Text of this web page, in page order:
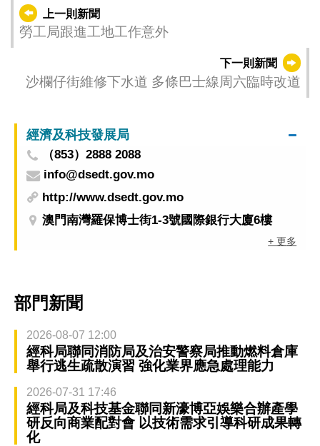
上一則新聞
勞工局跟進工地工作意外
下一則新聞
沙欄仔街維修下水道 多條巴士線周六臨時改道
經濟及科技發展局
（853）2888 2088
info@dsedt.gov.mo
http://www.dsedt.gov.mo
澳門南灣羅保博士街1-3號國際銀行大廈6樓
+ 更多
部門新聞
2026-08-07 12:00
經科局聯同消防局及治安警察局推動燃料倉庫
舉行逃生疏散演習 強化業界應急處理能力
2026-07-31 17:46
經科局及科技基金聯同新濠博亞娛樂合辦產學
研反向商業配對會 以技術需求引導科研成果轉
化